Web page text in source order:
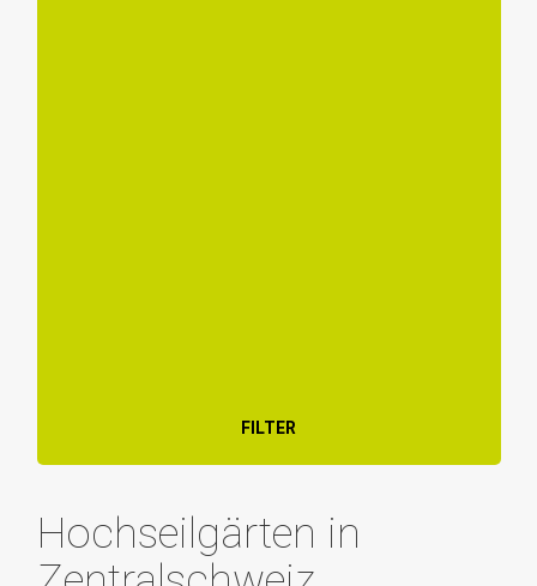
FILTER
Hochseilgärten in